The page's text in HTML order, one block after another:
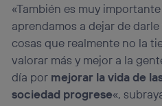
«También es muy
aprendamos a dejar de
cosas que realmente no la
valorar más y mejor a la
día por mejorar la vida de
sociedad progrese«,